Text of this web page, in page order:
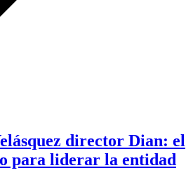
director Dian: el
para liderar la entidad